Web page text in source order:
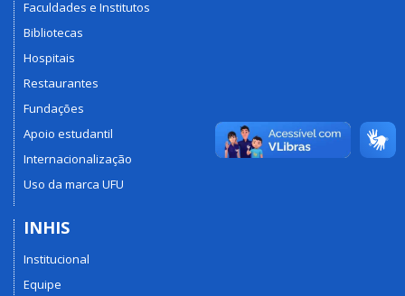
Faculdades e Institutos
Bibliotecas
Hospitais
Restaurantes
Fundações
Apoio estudantil
Internacionalização
Uso da marca UFU
INHIS
Institucional
Equipe